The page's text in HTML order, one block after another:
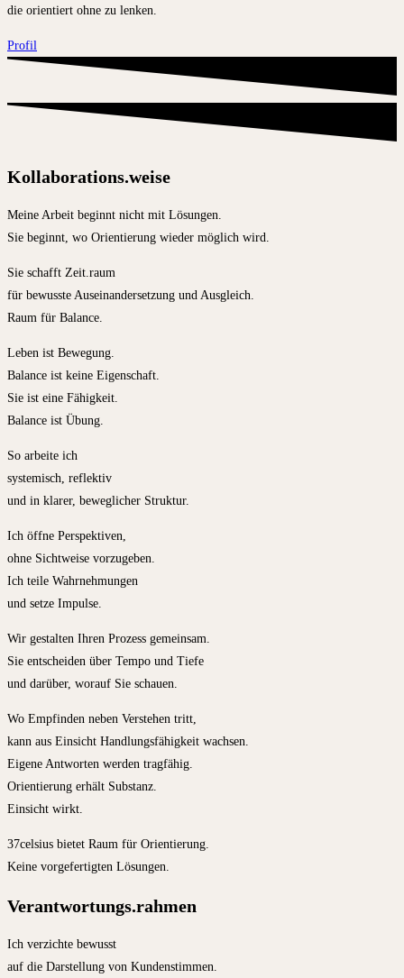
die orientiert ohne zu lenken.
Profil
Kollaborations.weise
Meine Arbeit beginnt nicht mit Lösungen.
Sie beginnt, wo Orientierung wieder möglich wird.
Sie schafft Zeit.raum
für bewusste Auseinandersetzung und Ausgleich.
Raum für Balance.
Leben ist Bewegung.
Balance ist keine Eigenschaft.
Sie ist eine Fähigkeit.
Balance ist Übung.
So arbeite ich
systemisch, reflektiv
und in klarer, beweglicher Struktur.
Ich öffne Perspektiven,
ohne Sichtweise vorzugeben.
Ich teile Wahrnehmungen
und setze Impulse.
Wir gestalten Ihren Prozess gemeinsam.
Sie entscheiden über Tempo und Tiefe
und darüber, worauf Sie schauen.
Wo Empfinden neben Verstehen tritt,
kann aus Einsicht Handlungsfähigkeit wachsen.
Eigene Antworten werden tragfähig.
Orientierung erhält Substanz.
Einsicht wirkt.
37celsius bietet Raum für Orientierung.
Keine vorgefertigten Lösungen.
Verantwortungs.rahmen
Ich verzichte bewusst
auf die Darstellung von Kundenstimmen.